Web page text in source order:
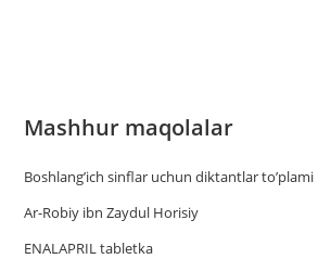
Mashhur maqolalar
Boshlang’ich sinflar uchun diktantlar to’plami
Ar-Robiy ibn Zaydul Horisiy
ENALAPRIL tabletka